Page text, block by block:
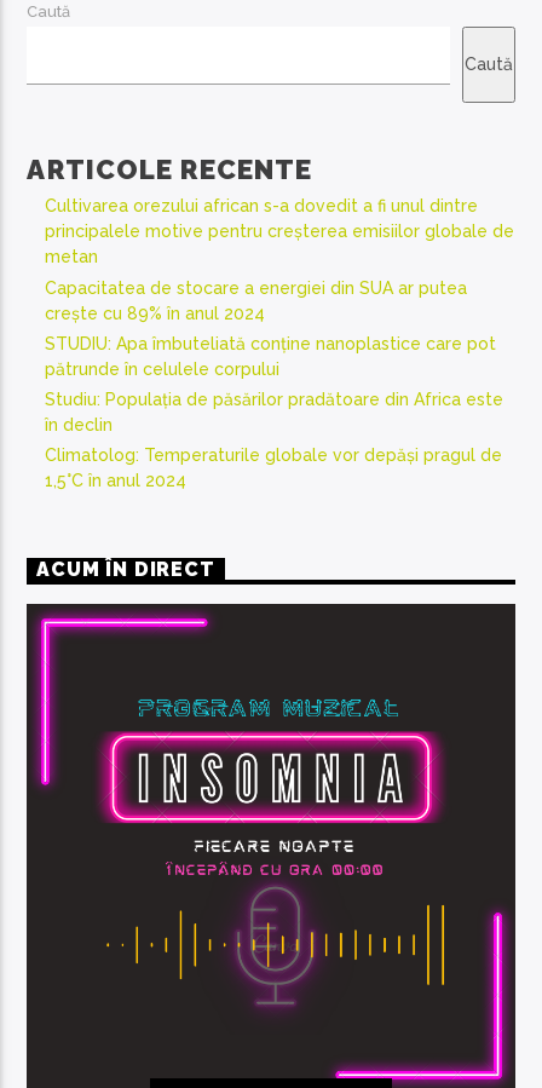
Caută
Caută
ARTICOLE RECENTE
Cultivarea orezului african s-a dovedit a fi unul dintre
principalele motive pentru creșterea emisiilor globale de
metan
Capacitatea de stocare a energiei din SUA ar putea
crește cu 89% în anul 2024
STUDIU: Apa îmbuteliată conține nanoplastice care pot
pătrunde în celulele corpului
Studiu: Populația de păsărilor pradătoare din Africa este
în declin
Climatolog: Temperaturile globale vor depăși pragul de
1,5°C în anul 2024
ACUM ÎN DIRECT